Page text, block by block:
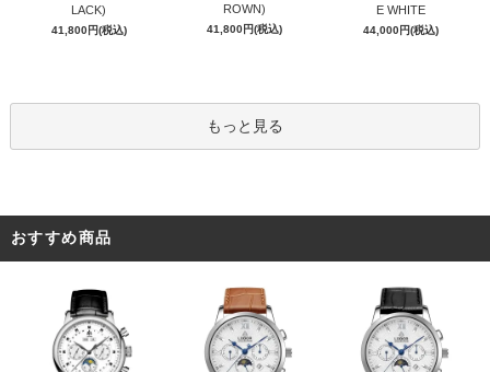
LACK)
41,800円(税込)
ROWN)
41,800円(税込)
E WHITE
44,000円(税込)
もっと見る
おすすめ商品